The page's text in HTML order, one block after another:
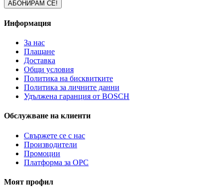
Информация
За нас
Плащане
Доставка
Общи условия
Политика на бисквитките
Политика за личните данни
Удължена гаранция от BOSCH
Обслужване на клиенти
Свържете се с нас
Производители
Промоции
Платформа за ОРС
Моят профил